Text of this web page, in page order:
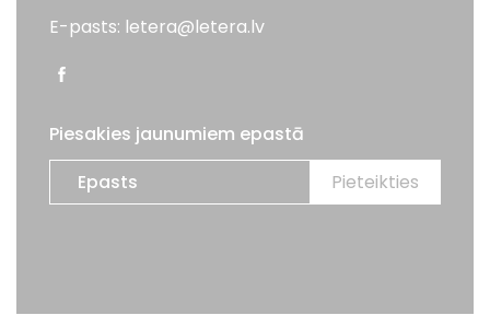
E-pasts: letera@letera.lv
Piesakies jaunumiem epastā